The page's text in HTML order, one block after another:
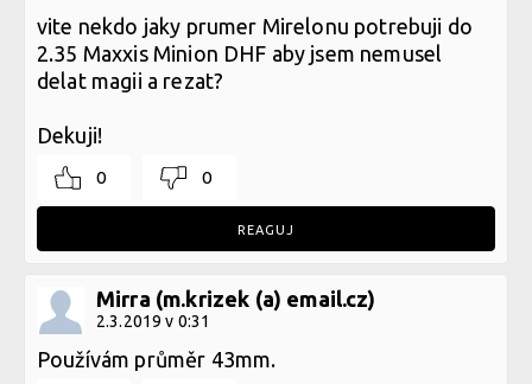
vite nekdo jaky prumer Mirelonu potrebuji do
2.35 Maxxis Minion DHF aby jsem nemusel
delat magii a rezat?
Dekuji!
0 0
REAGUJ
Mirra (m.krizek (a) email.cz)
2.3.2019 v 0:31
Používám průměr 43mm.